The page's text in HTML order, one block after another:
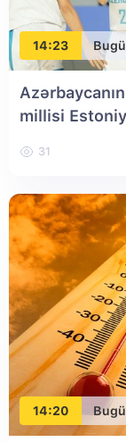
14:23
millisi
31
14:20